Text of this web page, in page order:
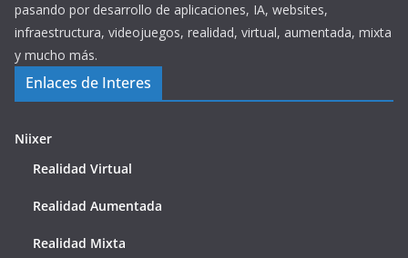
pasando por desarrollo de aplicaciones, IA, websites,
infraestructura, videojuegos, realidad, virtual, aumentada, mixta
y mucho más.
Enlaces de Interes
Niixer
Realidad Virtual
Realidad Aumentada
Realidad Mixta